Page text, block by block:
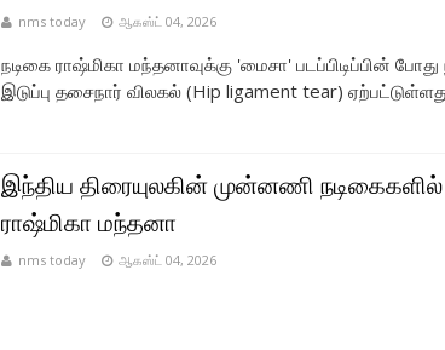
nms today ஆகஸ்ட் 04, 2026
நடிகை ராஷ்மிகா மந்தனாவுக்கு 'மைசா' படப்பிடிப்பின்
இடுப்பு தசைநார் விலகல் (Hip ligament tear)
இந்திய திரையுலகின் முன்னணி
ராஷ்மிகா மந்தனா
nms today ஆகஸ்ட் 04, 2026